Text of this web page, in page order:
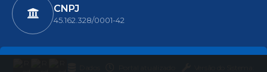
CNPJ
45.162.328/0001-42